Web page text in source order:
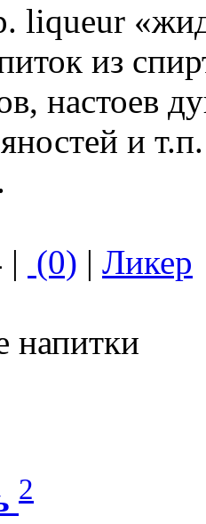
liqueur
из
настоев
и
| (0) | Ликер
напитки
2